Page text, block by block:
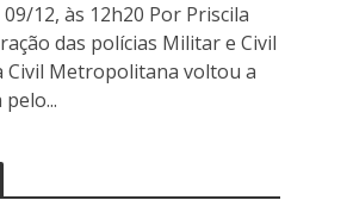
12, às 12h20 Por Priscila
das polícias Militar e Civil
Civil Metropolitana voltou a